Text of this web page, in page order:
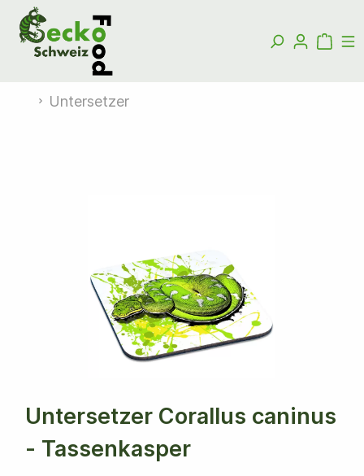
Untersetzer
Untersetzer Corallus caninus
- Tassenkasper